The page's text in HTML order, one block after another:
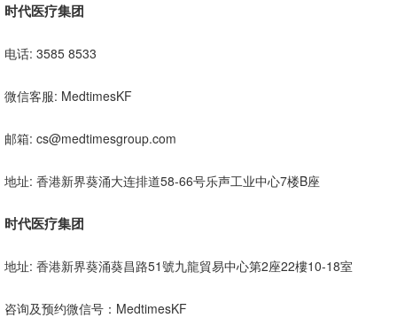
时代医疗集团
电话: 3585 8533
微信客服: MedtimesKF
邮箱: cs@medtimesgroup.com
地址: 香港新界葵涌大连排道58-66号乐声工业中心7楼B座
时代医疗集团
地址: 香港新界葵涌葵昌路51號九龍貿易中心第2座22樓10-18室
咨询及预约微信号：MedtimesKF